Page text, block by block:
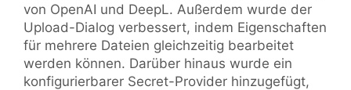
von OpenAI und DeepL. Außerdem wurde der
Upload-Dialog verbessert, indem Eigenschaften
für mehrere Dateien gleichzeitig bearbeitet
werden können. Darüber hinaus wurde ein
konfigurierbarer Secret-Provider hinzugefügt,